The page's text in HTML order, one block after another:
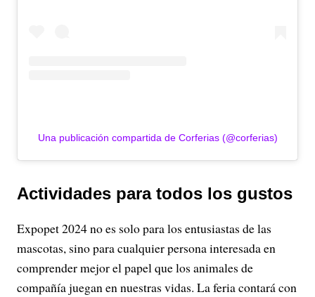
Una publicación compartida de Corferias (@corferias)
Actividades para todos los gustos
Expopet 2024 no es solo para los entusiastas de las
mascotas, sino para cualquier persona interesada en
comprender mejor el papel que los animales de
compañía juegan en nuestras vidas. La feria contará con